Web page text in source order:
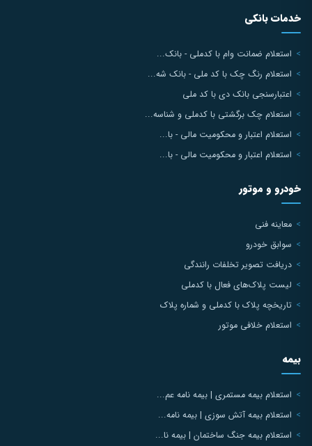
خدمات بانکی
استعلام ضمانت وام با کدملی - بانک...
استعلام رنگ چک با کد ملی - بانک شه...
اعتبارسنجی بانک دی با کد ملی
استعلام چک برگشتی با کدملی و شناسه...
استعلام اعتبار و محکومیت مالی - با...
استعلام اعتبار و محکومیت مالی - با...
خودرو و موتور
معاینه فنی
سوابق خودرو
دریافت تصویر تخلفات رانندگی
لیست پلاک‌های فعال با کدملی
تاریخچه پلاک با کدملی و شماره پلاک
استعلام خلافی موتور
بیمه
استعلام بیمه مستمری | بیمه نامه عم...
استعلام بیمه آتش سوزی | بیمه نامه...
استعلام بیمه جنگ ساختمان | بیمه نا...